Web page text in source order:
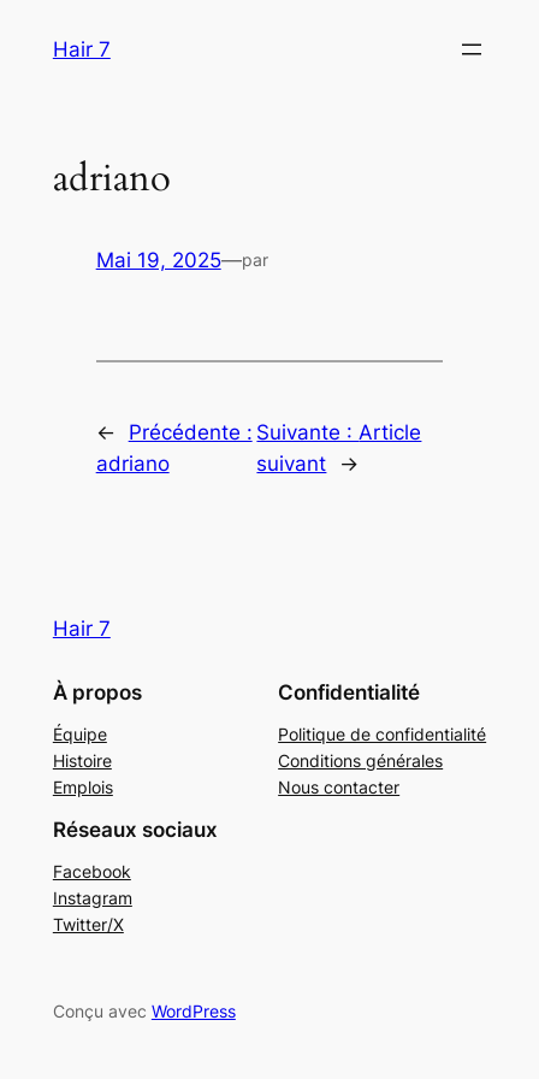
Hair 7
adriano
Mai 19, 2025—par
←
Précédente :
adriano
Suivante : Article
suivant
→
Hair 7
À propos
Équipe
Histoire
Emplois
Confidentialité
Politique de confidentialité
Conditions générales
Nous contacter
Réseaux sociaux
Facebook
Instagram
Twitter/X
Conçu avec WordPress